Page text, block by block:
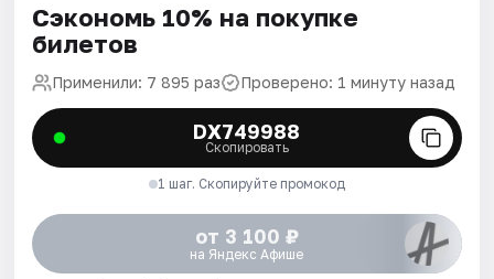
Сэкономь 10% на покупке
билетов
Применили: 7 895 раз Проверено: 1 минуту назад
DX749988
Скопировать
1 шаг. Скопируйте промокод
от 3 100 ₽
на Яндекс Афише